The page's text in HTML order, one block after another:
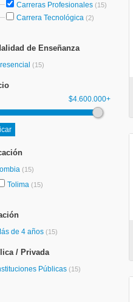
Carreras Profesionales (15)
Carrera Tecnológica (2)
de Enseñanza
(15)
$4.600.000+
(15)
Tolima (15)
de 4 años (15)
/ Privada
Públicas (15)